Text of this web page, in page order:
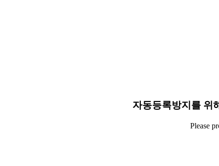
자동등록방지를 위
Please